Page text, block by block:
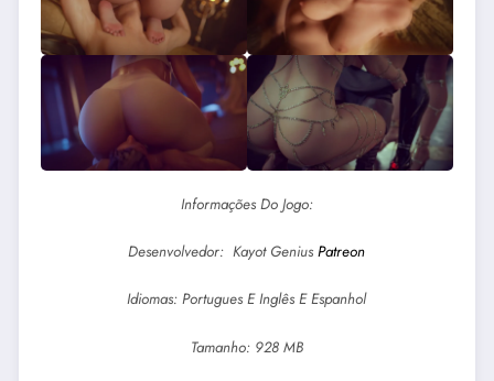
Informações Do Jogo:
Desenvolvedor: Kayot GeniusPatreon
Idiomas: Portugues E Inglês E Espanhol
Tamanho: 928 MB